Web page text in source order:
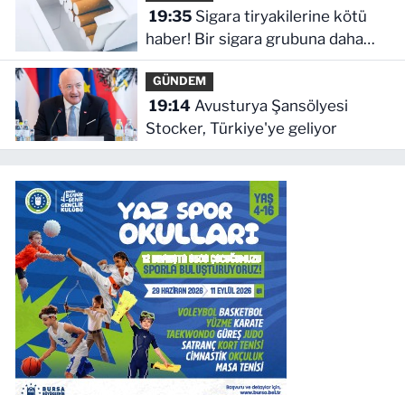
19:35Sigara tiryakilerine kötü
haber! Bir sigara grubuna daha
zam geldi
GÜNDEM
19:14Avusturya Şansölyesi
Stocker, Türkiye'ye geliyor